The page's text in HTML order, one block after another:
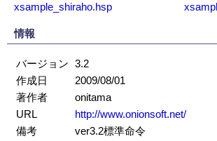
xsample_shiraho.hsp
情報
バージョン 3.2
作成日
2009/08/01
著作者
onitama
URL
http://www.onionsoft.net/
備考
ver3.2標準命令